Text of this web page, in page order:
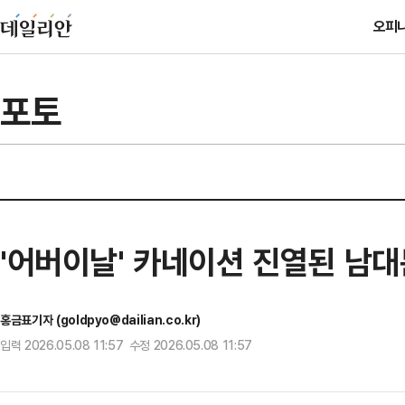
오피
포토
'어버이날' 카네이션 진열된 남
홍금표기자 (goldpyo@dailian.co.kr)
입력 2026.05.08 11:57 수정 2026.05.08 11:57